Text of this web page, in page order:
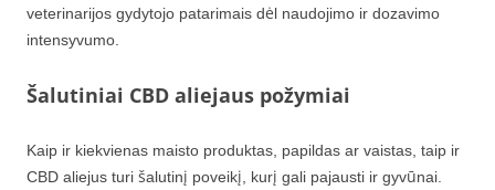
veterinarijos gydytojo patarimais dėl naudojimo ir dozavimo
intensyvumo.
Šalutiniai CBD aliejaus požymiai
Kaip ir kiekvienas maisto produktas, papildas ar vaistas, taip ir
CBD aliejus turi šalutinį poveikį, kurį gali pajausti ir gyvūnai.